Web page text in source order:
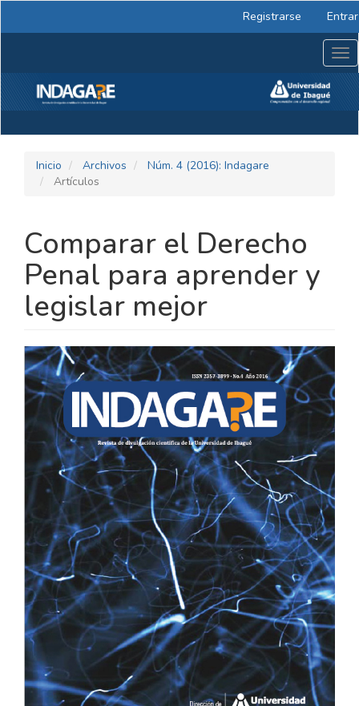
lateral
Registrarse Entrar
Inicio Archivos
Núm. 4 (2016): Indagare
Artículos
Comparar el Derecho
Penal para aprender y
legislar mejor
BARRA
LATERAL
DEL
ARTÍCULO